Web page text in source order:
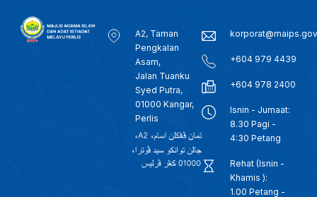
A2, Taman
Pengkalan
Asam,
Jalan Tuanku
Syed Putra,
01000 Kangar,
Perlis
+604 979 4439
+604 978 2400
Isnin - Jumaat:
8.30 Pagi -
4:30 Petang
Rehat (Isnin -
Khamis ):
1.00 Petang -